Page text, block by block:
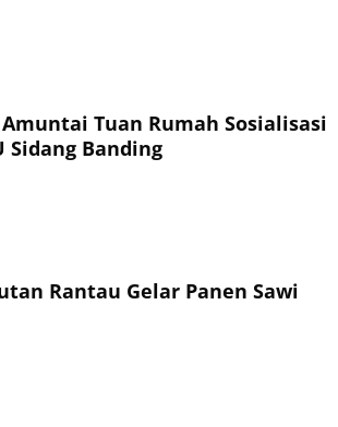
Tuan Rumah Sosialisasi
Sidang Banding
Rantau Gelar Panen Sawi